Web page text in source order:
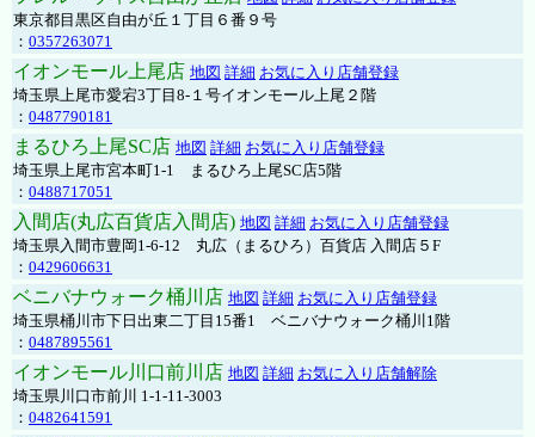
東京都目黒区自由が丘１丁目６番９号
： 0357263071
イオンモール上尾店 地図 詳細 お気に入り店舗登録
埼玉県上尾市愛宕3丁目8-１号イオンモール上尾２階
： 0487790181
まるひろ上尾SC店 地図 詳細 お気に入り店舗登録
埼玉県上尾市宮本町1-1 まるひろ上尾SC店5階
： 0488717051
入間店(丸広百貨店入間店) 地図 詳細 お気に入り店舗登録
埼玉県入間市豊岡1-6-12 丸広（まるひろ）百貨店 入間店５F
： 0429606631
ベニバナウォーク桶川店 地図 詳細 お気に入り店舗登録
埼玉県桶川市下日出東二丁目15番1 ベニバナウォーク桶川1階
： 0487895561
イオンモール川口前川店 地図 詳細 お気に入り店舗解除
埼玉県川口市前川 1-1-11-3003
： 0482641591